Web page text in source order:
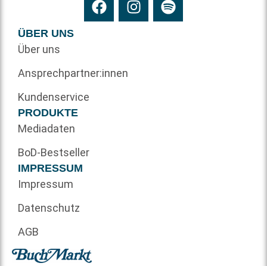
ÜBER UNS
Über uns
Ansprechpartner:innen
Kundenservice
PRODUKTE
Mediadaten
BoD-Bestseller
IMPRESSUM
Impressum
Datenschutz
AGB